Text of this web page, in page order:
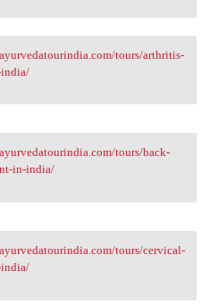
tours/arthritis-
tours/back-
in-india/
tours/cervical-